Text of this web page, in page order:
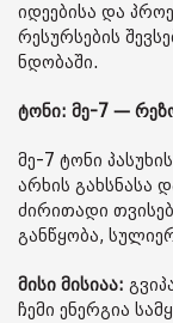
იდეებისა და
რესურსების
ნდობაში.
ტონი: მე-7 —
მე-7 ტონი
არხის გახსნასა
ძირითადი
განწყობა,
მისი მისიაა:
ჩემი ენერგია